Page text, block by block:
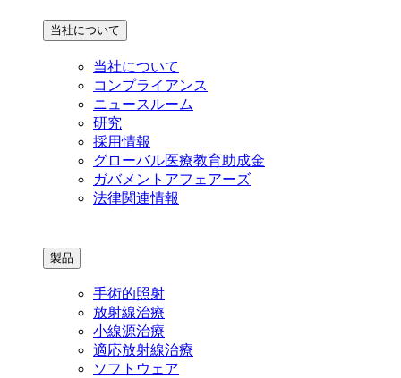
当社について
当社について
コンプライアンス
ニュースルーム
研究
採用情報
グローバル医療教育助成金
ガバメントアフェアーズ
法律関連情報
製品
手術的照射
放射線治療
小線源治療
適応放射線治療
ソフトウェア